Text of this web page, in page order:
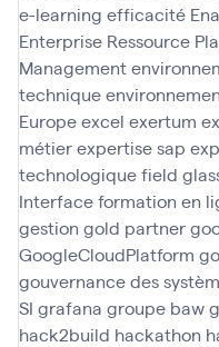
e-learning efficacité
Enterprise Ressource
Management
technique
Europeexcel exertum
métierexpertise sap
technologiquefield
Interfaceformation en
gestion gold partner
GoogleCloudPlatform
gouvernance des
SI grafana groupe baw
hack2build hackathon